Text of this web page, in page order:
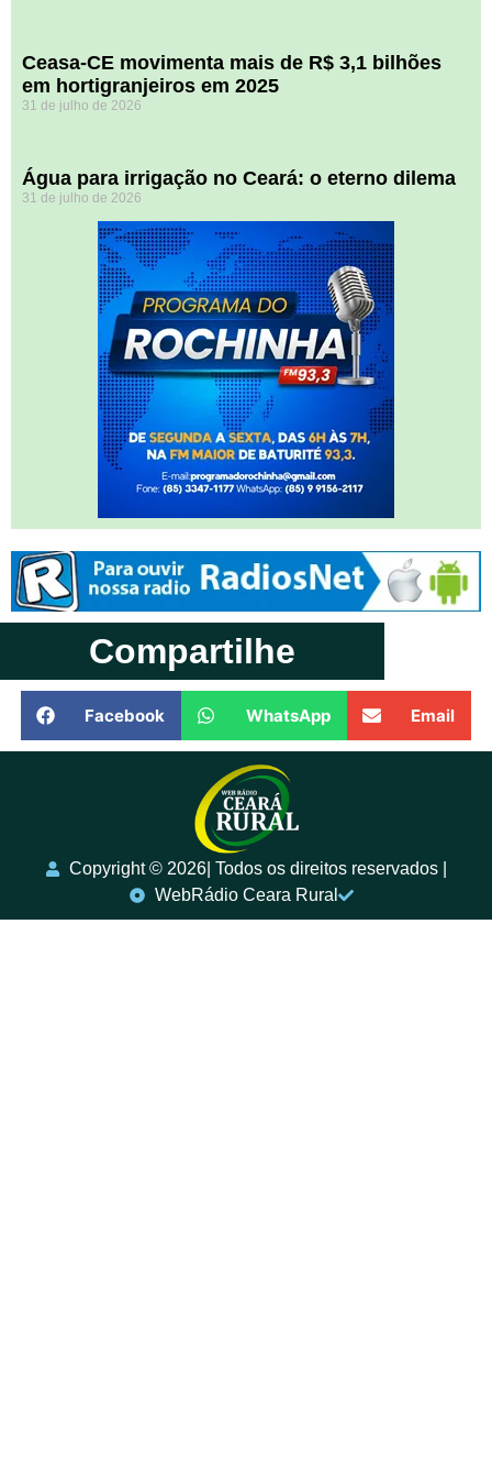
Ceasa-CE movimenta mais de R$ 3,1 bilhões
em hortigranjeiros em 2025
31 de julho de 2026
Água para irrigação no Ceará: o eterno dilema
31 de julho de 2026
Compartilhe
Facebook WhatsApp Email
Copyright ©️ 2026| Todos os direitos reservados |
WebRádio Ceara Rural